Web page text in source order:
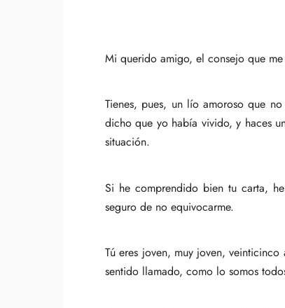
Mi querido amigo, el consejo que
Tienes, pues, un lío amoroso que
dicho que yo había vivido, y haces
situación.
Si he comprendido bien tu carta,
seguro de no equivocarme.
Tú eres joven, muy joven,
sentido llamado, como lo somos